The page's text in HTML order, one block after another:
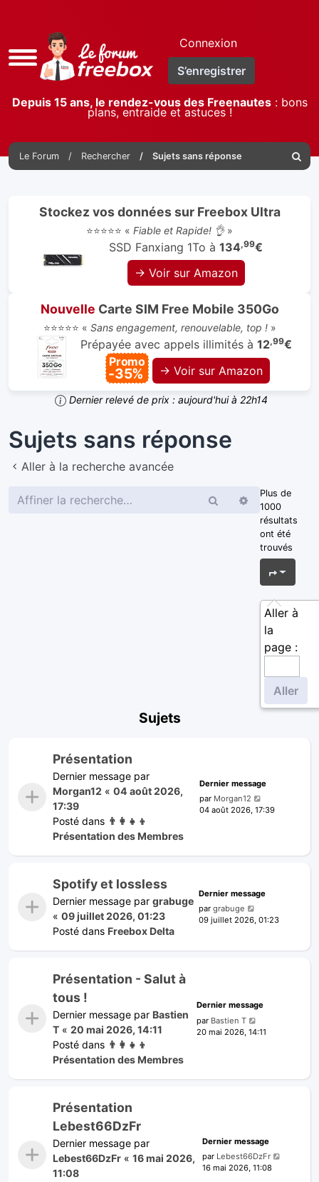
Accès
rapide
Connexion
S’enregistrer
Depuis 15 ans, le rendez-vous des Freenautes: bons
plans, entraide et astuces !
Le Forum Rechercher Sujets sans réponse
Stockez vos données sur Freebox Ultra
⭐⭐⭐⭐⭐ « Fiable et Rapide! 👌»
SSD Fanxiang 1To à 134,99€
→ Voir sur Amazon
Nouvelle Carte SIM Free Mobile 350Go
⭐⭐⭐⭐⭐ « Sans engagement, renouvelable, top !»
Prépayée avec appels illimités à 12,99€
Promo
-35% → Voir sur Amazon
Dernier relevé de prix : aujourd'hui à 22h14
Sujets sans réponse
Aller à la recherche avancée
Rechercher
Recherche
avancée
Plus de
1000
résultats
ont été
trouvés
Page
Aller à
la
page :
Sujets
Présentation
Dernier message par
Morgan12 « 04 août 2026,
17:39
Posté dans 👨‍👩‍👧‍👦
Présentation des Membres
Dernier message
par Morgan12
04 août 2026, 17:39
Spotify et lossless
Dernier message par grabuge
« 09 juillet 2026, 01:23
Posté dans Freebox Delta
Dernier message
pargrabuge
09 juillet 2026, 01:23
Présentation - Salut à
tous !
Dernier message par Bastien
T « 20 mai 2026, 14:11
Posté dans 👨‍👩‍👧‍👦
Présentation des Membres
Dernier message
par Bastien T
20 mai 2026, 14:11
Présentation
Lebest66DzFr
Dernier message par
Lebest66DzFr « 16 mai 2026,
11:08
Dernier message
par Lebest66DzFr
16 mai 2026, 11:08